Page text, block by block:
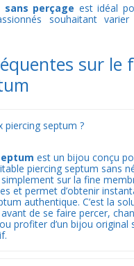
perçage est idéal
souhaitant
sur le
piercing septum ?
est un bijou conçu
piercing septum sans
sur la fine
et permet d’obtenir
authentique. C’est la
de se faire percer,
profiter d’un bijou original